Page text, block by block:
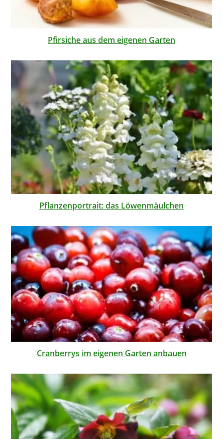
Pfirsiche aus dem eigenen Garten
Pflanzenportrait: das Löwenmäulchen
Cranberrys im eigenen Garten anbauen